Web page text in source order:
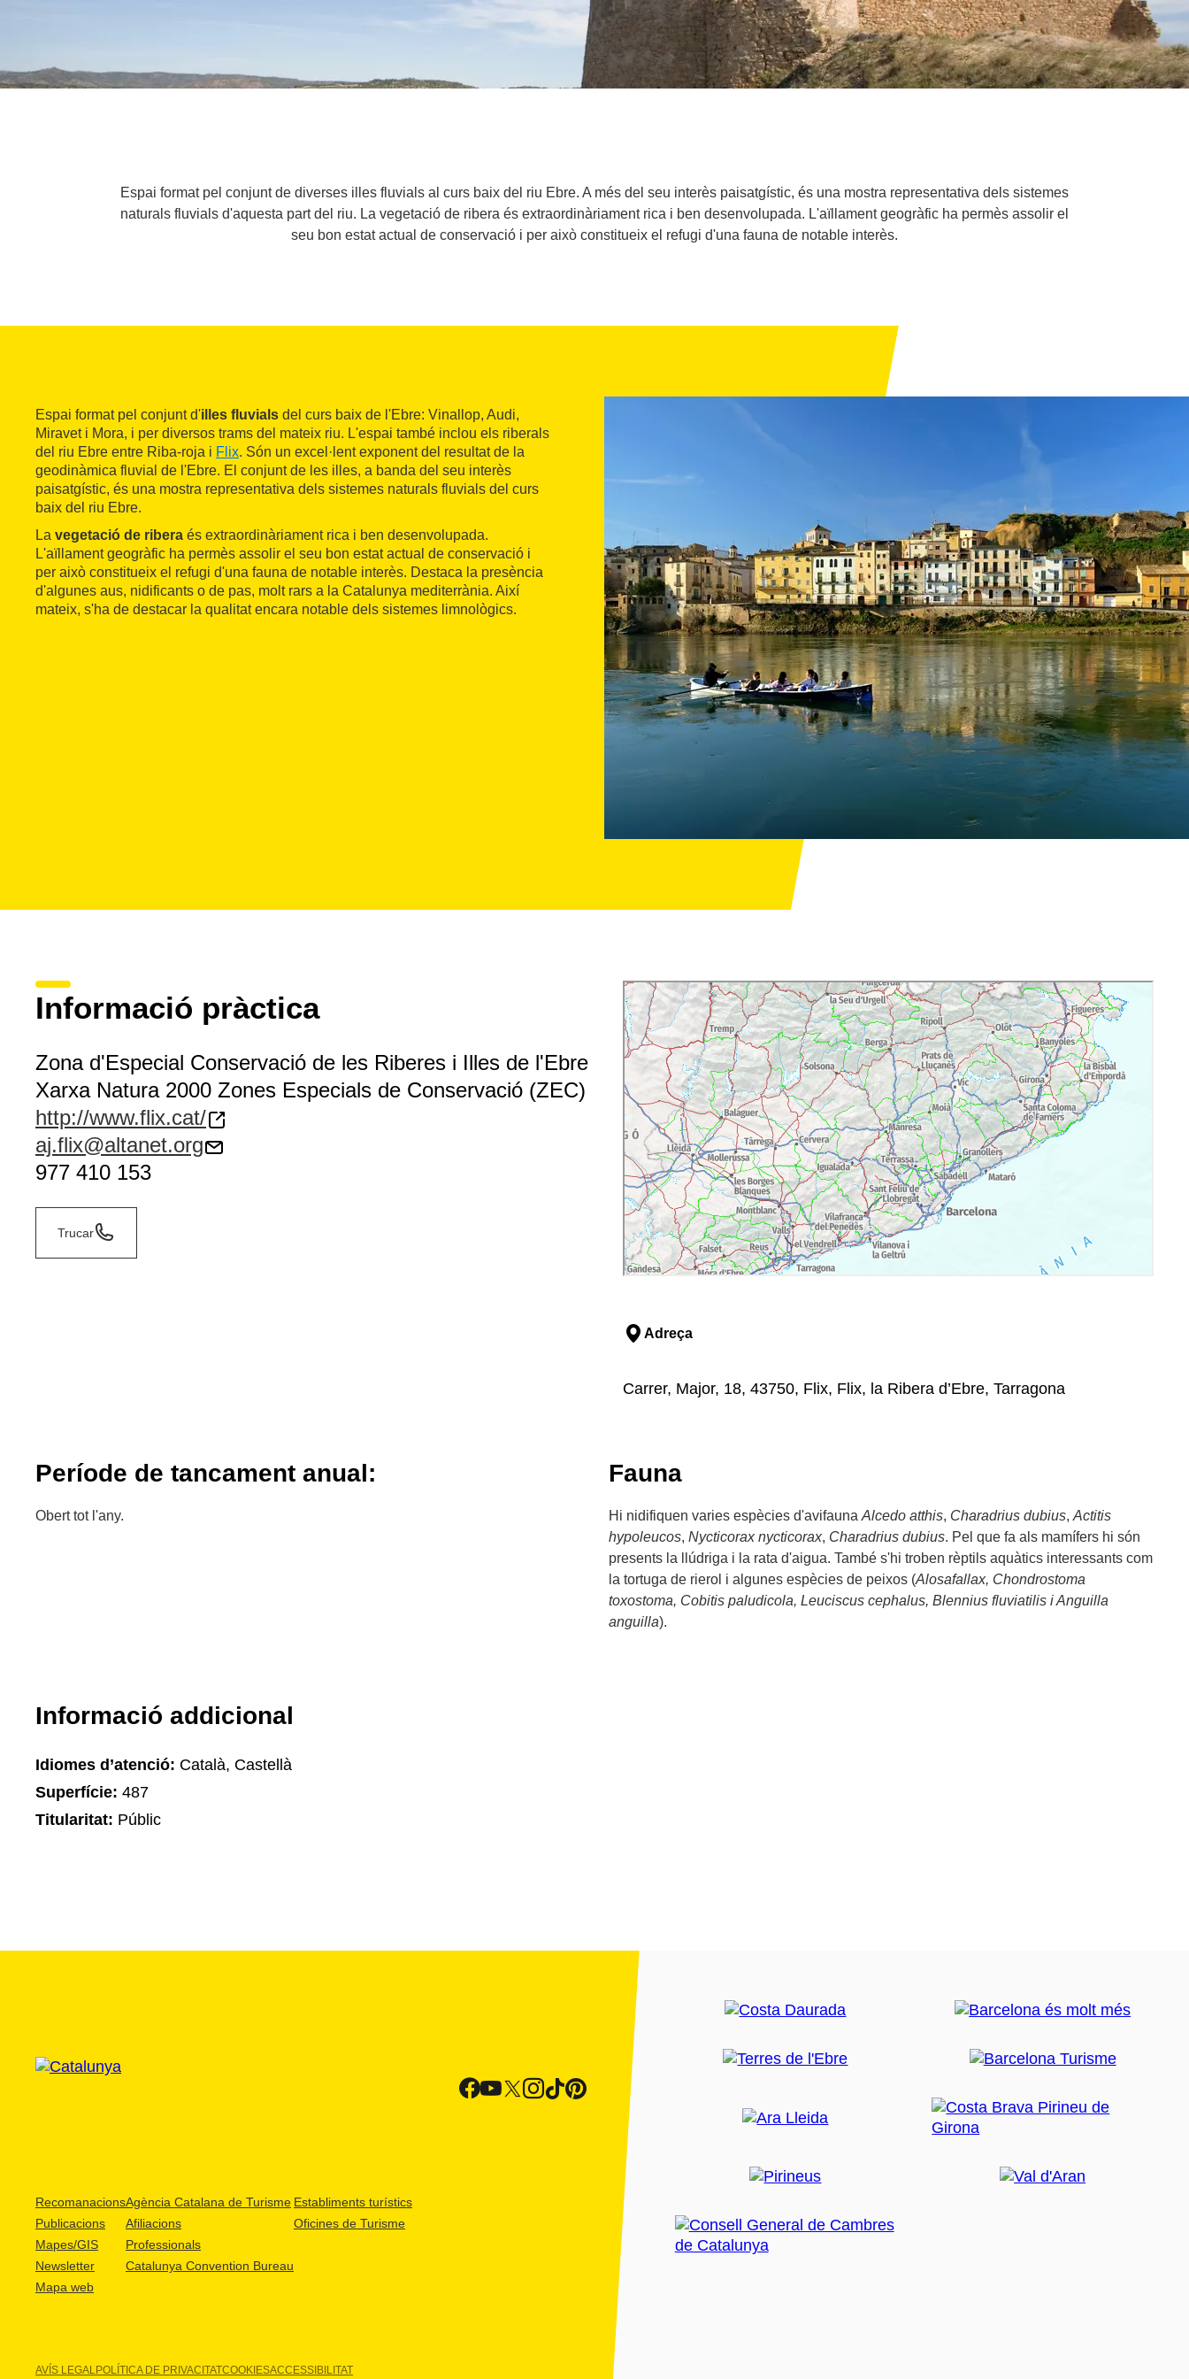
Espai format pel conjunt de diverses illes fluvials al curs baix del riu Ebre. A més del seu interès paisatgístic, és una mostra representativa dels sistemes
naturals fluvials d'aquesta part del riu. La vegetació de ribera és extraordinàriament rica i ben desenvolupada. L'aïllament geogràfic ha permès assolir el
seu bon estat actual de conservació i per això constitueix el refugi d'una fauna de notable interès.
Espai format pel conjunt d'illes fluvials del curs baix de l'Ebre: Vinallop, Audi,
Miravet i Mora, i per diversos trams del mateix riu. L'espai també inclou els riberals
del riu Ebre entre Riba-roja i Flix. Són un excel·lent exponent del resultat de la
geodinàmica fluvial de l'Ebre. El conjunt de les illes, a banda del seu interès
paisatgístic, és una mostra representativa dels sistemes naturals fluvials del curs
baix del riu Ebre.
La vegetació de ribera és extraordinàriament rica i ben desenvolupada.
L'aïllament geogràfic ha permès assolir el seu bon estat actual de conservació i
per això constitueix el refugi d'una fauna de notable interès. Destaca la presència
d'algunes aus, nidificants o de pas, molt rars a la Catalunya mediterrània. Així
mateix, s'ha de destacar la qualitat encara notable dels sistemes limnològics.
Informació pràctica
Zona d'Especial Conservació de les Riberes i Illes de l'Ebre
Xarxa Natura 2000 Zones Especials de Conservació (ZEC)
http://www.flix.cat/
aj.flix@altanet.org
977 410 153
Trucar
Adreça
Carrer, Major, 18, 43750, Flix, Flix, la Ribera d’Ebre, Tarragona
Període de tancament anual:
Obert tot l'any.
Fauna
Hi nidifiquen varies espècies d'avifauna Alcedo atthis, Charadrius dubius, Actitis
hypoleucos, Nycticorax nycticorax, Charadrius dubius. Pel que fa als mamífers hi són
presents la llúdriga i la rata d'aigua. També s'hi troben rèptils aquàtics interessants com
la tortuga de rierol i algunes espècies de peixos (Alosafallax, Chondrostoma
toxostoma, Cobitis paludicola, Leuciscus cephalus, Blennius fluviatilis i Anguilla
anguilla).
Informació addicional
Idiomes d’atenció: Català, Castellà
Superfície: 487
Titularitat: Públic
Recomanacions
Publicacions
Mapes/GIS
Newsletter
Mapa web
Agència Catalana de Turisme
Afiliacions
Professionals
Catalunya Convention Bureau
Establiments turístics
Oficines de Turisme
AVÍS LEGALPOLÍTICA DE PRIVACITATCOOKIESACCESSIBILITAT